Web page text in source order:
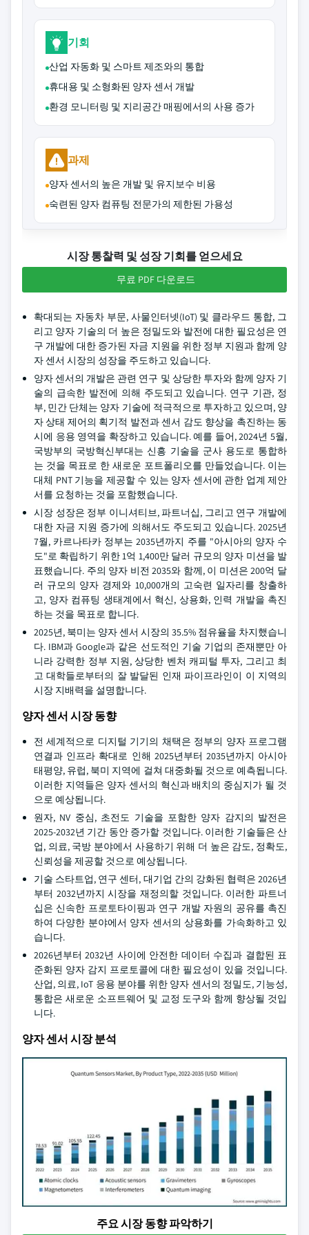
기회
산업 자동화 및 스마트 제조와의 통합
휴대용 및 소형화된 양자 센서 개발
환경 모니터링 및 지리공간 매핑에서의 사용 증가
과제
양자 센서의 높은 개발 및 유지보수 비용
숙련된 양자 컴퓨팅 전문가의 제한된 가용성
시장 통찰력 및 성장 기회를 얻으세요
무료 PDF 다운로드
확대되는 자동차 부문, 사물인터넷(IoT) 및 클라우드 통합, 그
리고 양자 기술의 더 높은 정밀도와 발전에 대한 필요성은 연
구 개발에 대한 증가된 자금 지원을 위한 정부 지원과 함께 양
자 센서 시장의 성장을 주도하고 있습니다.
양자 센서의 개발은 관련 연구 및 상당한 투자와 함께 양자 기
술의 급속한 발전에 의해 주도되고 있습니다. 연구 기관, 정
부, 민간 단체는 양자 기술에 적극적으로 투자하고 있으며, 양
자 상태 제어의 획기적 발전과 센서 감도 향상을 촉진하는 동
시에 응용 영역을 확장하고 있습니다. 예를 들어, 2024년 5월,
국방부의 국방혁신부대는 신흥 기술을 군사 용도로 통합하
는 것을 목표로 한 새로운 포트폴리오를 만들었습니다. 이는
대체 PNT 기능을 제공할 수 있는 양자 센서에 관한 업계 제안
서를 요청하는 것을 포함했습니다.
시장 성장은 정부 이니셔티브, 파트너십, 그리고 연구 개발에
대한 자금 지원 증가에 의해서도 주도되고 있습니다. 2025년
7월, 카르나타카 정부는 2035년까지 주를 "아시아의 양자 수
도"로 확립하기 위한 1억 1,400만 달러 규모의 양자 미션을 발
표했습니다. 주의 양자 비전 2035와 함께, 이 미션은 200억 달
러 규모의 양자 경제와 10,000개의 고숙련 일자리를 창출하
고, 양자 컴퓨팅 생태계에서 혁신, 상용화, 인력 개발을 촉진
하는 것을 목표로 합니다.
2025년, 북미는 양자 센서 시장의 35.5% 점유율을 차지했습니
다. IBM과 Google과 같은 선도적인 기술 기업의 존재뿐만 아
니라 강력한 정부 지원, 상당한 벤처 캐피털 투자, 그리고 최
고 대학들로부터의 잘 발달된 인재 파이프라인이 이 지역의
시장 지배력을 설명합니다.
양자 센서 시장 동향
전 세계적으로 디지털 기기의 채택은 정부의 양자 프로그램
연결과 인프라 확대로 인해 2025년부터 2035년까지 아시아
태평양, 유럽, 북미 지역에 걸쳐 대중화될 것으로 예측됩니다.
이러한 지역들은 양자 센서의 혁신과 배치의 중심지가 될 것
으로 예상됩니다.
원자, NV 중심, 초전도 기술을 포함한 양자 감지의 발전은
2025-2032년 기간 동안 증가할 것입니다. 이러한 기술들은 산
업, 의료, 국방 분야에서 사용하기 위해 더 높은 감도, 정확도,
신뢰성을 제공할 것으로 예상됩니다.
기술 스타트업, 연구 센터, 대기업 간의 강화된 협력은 2026년
부터 2032년까지 시장을 재정의할 것입니다. 이러한 파트너
십은 신속한 프로토타이핑과 연구 개발 자원의 공유를 촉진
하여 다양한 분야에서 양자 센서의 상용화를 가속화하고 있
습니다.
2026년부터 2032년 사이에 안전한 데이터 수집과 결합된 표
준화된 양자 감지 프로토콜에 대한 필요성이 있을 것입니다.
산업, 의료, IoT 응용 분야를 위한 양자 센서의 정밀도, 기능성,
통합은 새로운 소프트웨어 및 교정 도구와 함께 향상될 것입
니다.
양자 센서 시장 분석
주요 시장 동향 파악하기